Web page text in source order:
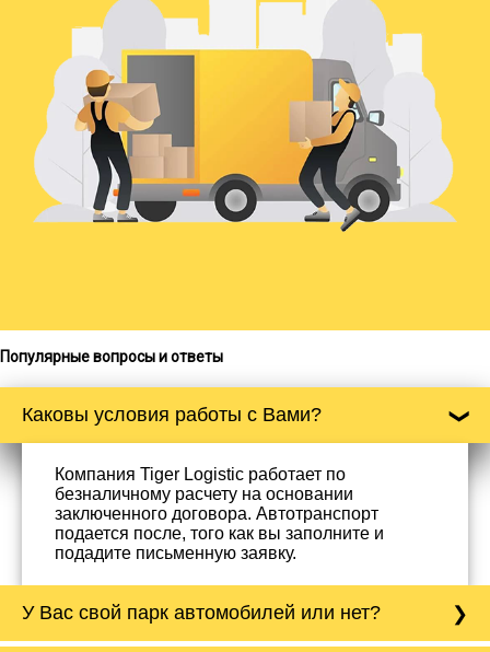
Популярные вопросы и ответы
Каковы условия работы с Вами?
Компания Tiger Logistic работает по
безналичному расчету на основании
заключенного договора. Автотранспорт
подается после, того как вы заполните и
подадите письменную заявку.
У Вас свой парк автомобилей или нет?